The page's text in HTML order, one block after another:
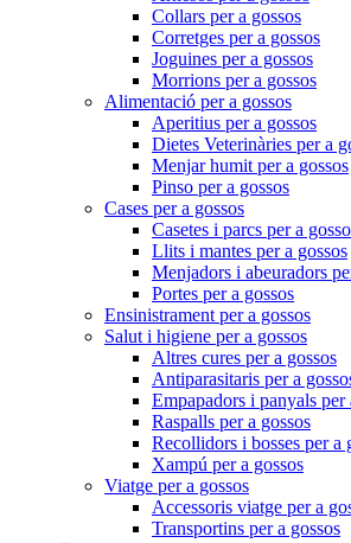
Collars per a gossos
Corretges per a gossos
Joguines per a gossos
Morrions per a gossos
Alimentació per a gossos
Aperitius per a gossos
Dietes Veterinàries per a
Menjar humit per a gossos
Pinso per a gossos
Cases per a gossos
Casetes i parcs per a
Llits i mantes per a gossos
Menjadors i abeuradors
Portes per a gossos
Ensinistrament per a gossos
Salut i higiene per a gossos
Altres cures per a gossos
Antiparasitaris per a
Empapadors i panyals per
Raspalls per a gossos
Recollidors i bosses per a
Xampú per a gossos
Viatge per a gossos
Accessoris viatge per a
Transportins per a gossos